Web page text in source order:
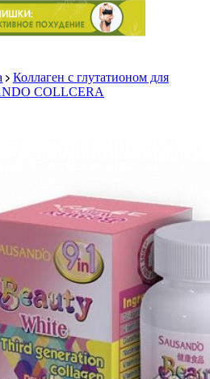
Коллаген с глутатионом для
COLLCERA